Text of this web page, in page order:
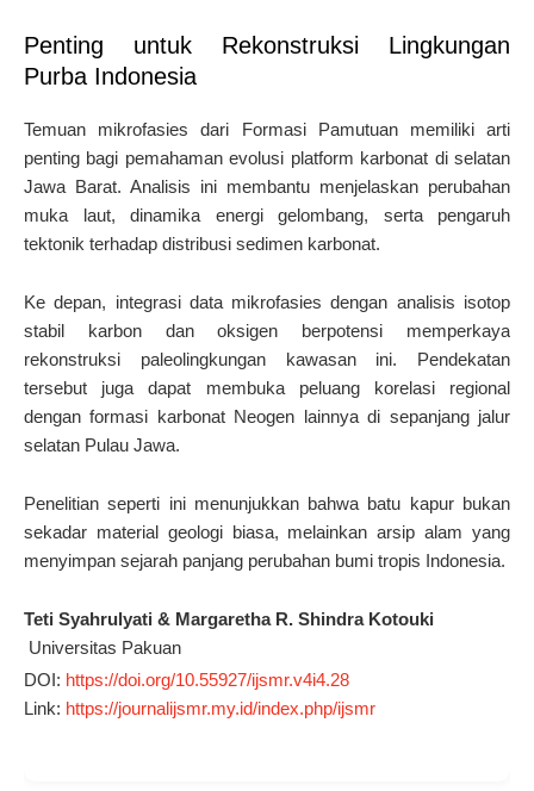
Penting untuk Rekonstruksi Lingkungan
Purba Indonesia
Temuan mikrofasies dari Formasi Pamutuan memiliki arti
penting bagi pemahaman evolusi platform karbonat di selatan
Jawa Barat. Analisis ini membantu menjelaskan perubahan
muka laut, dinamika energi gelombang, serta pengaruh
tektonik terhadap distribusi sedimen karbonat.
Ke depan, integrasi data mikrofasies dengan analisis isotop
stabil karbon dan oksigen berpotensi memperkaya
rekonstruksi paleolingkungan kawasan ini. Pendekatan
tersebut juga dapat membuka peluang korelasi regional
dengan formasi karbonat Neogen lainnya di sepanjang jalur
selatan Pulau Jawa.
Penelitian seperti ini menunjukkan bahwa batu kapur bukan
sekadar material geologi biasa, melainkan arsip alam yang
menyimpan sejarah panjang perubahan bumi tropis Indonesia.
Teti Syahrulyati & Margaretha R. Shindra Kotouki
Universitas Pakuan
DOI: https://doi.org/10.55927/ijsmr.v4i4.28
Link: https://journalijsmr.my.id/index.php/ijsmr